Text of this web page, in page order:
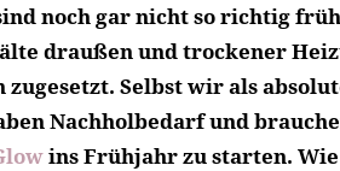
noch gar nicht so richtig
draußen und trockener
zugesetzt. Selbst wir als
Nachholbedarf und
ins Frühjahr zu starten.